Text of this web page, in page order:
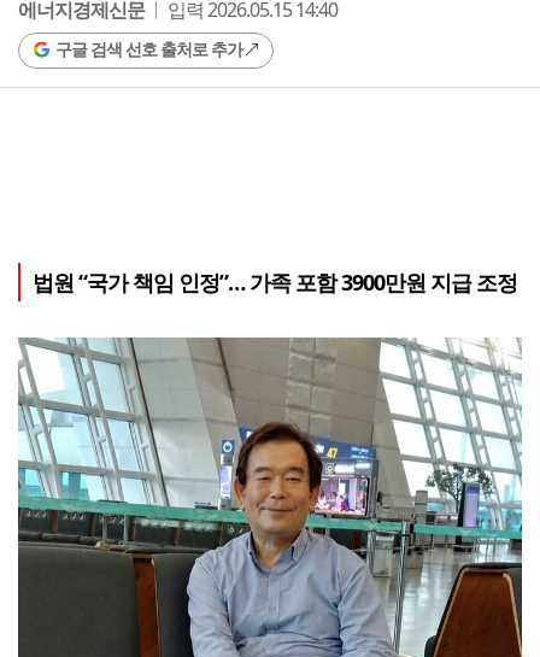
에너지경제신문
입력 2026.05.15 14:40
구글 검색 선호 출처로 추가
법원 “국가 책임 인정”… 가족 포함 3900만원 지급 조정